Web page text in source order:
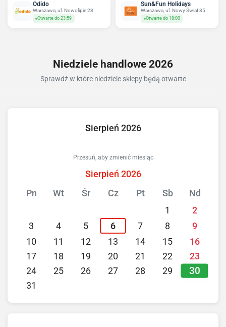
Odido
Warszawa, ul. Nowolipie 23
Otwarte do 23:59
Sun&Fun Holidays
Warszawa, ul. Nowy Świat 35
Otwarte do 18:00
Niedziele handlowe 2026
Sprawdź w które niedziele sklepy będą otwarte
Sierpień 2026
Przesuń, aby zmienić miesiąc
Sierpień 2026
Pn
Wt Śr Cz Pt Sb
Nd
1
2
3
4 5 6 7 8
9
10
11 12 13 14 15
16
17
18 19 20 21 22
23
24
25 26 27 28 29 30
31